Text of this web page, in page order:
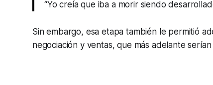
“Yo creía que iba a morir siendo
Sin embargo, esa etapa también le permitió
negociación y ventas, que más adelante